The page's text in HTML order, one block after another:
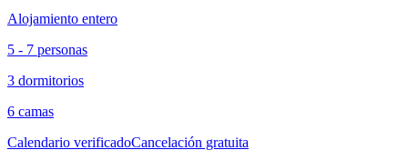
Alojamiento entero
5 - 7 personas
3 dormitorios
6 camas
Calendario verificadoCancelación gratuita